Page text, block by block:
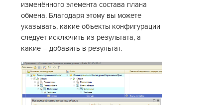
изменённого элемента состава плана
обмена. Благодаря этому вы можете
указывать, какие объекты конфигурации
следует исключить из результата, а
какие – добавить в результат.